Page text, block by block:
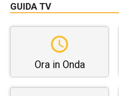
GUIDA TV
Ora in Onda